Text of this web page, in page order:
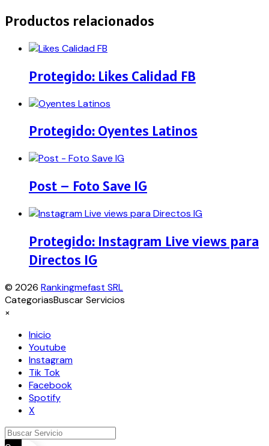
Productos relacionados
Protegido: Likes Calidad FB
Protegido: Oyentes Latinos
Post – Foto Save IG
Protegido: Instagram Live views para
Directos IG
© 2026 Rankingmefast SRL
CategoriasBuscar Servicios
×
Inicio
Youtube
Instagram
Tik Tok
Facebook
Spotify
X